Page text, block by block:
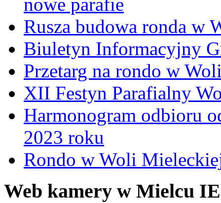
Rusza budowa ronda w
Biuletyn Informacyjny
Przetarg na rondo w
XII Festyn Parafialny
Harmonogram odbioru
2023 roku
Rondo w Woli
Web kamery w Mielcu IE